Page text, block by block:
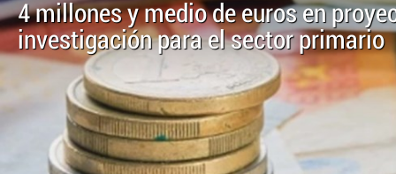
4 millones y medio de euros en
investigación para el sector primario